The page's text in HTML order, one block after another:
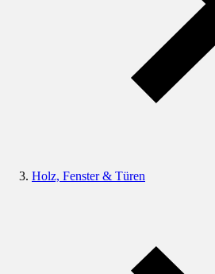
Holz, Fenster & Türen